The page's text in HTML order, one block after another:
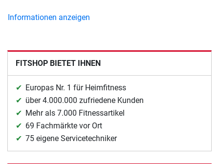
Informationen anzeigen
FITSHOP BIETET IHNEN
Europas Nr. 1 für Heimfitness
über 4.000.000 zufriedene Kunden
Mehr als 7.000 Fitnessartikel
69 Fachmärkte vor Ort
75 eigene Servicetechniker